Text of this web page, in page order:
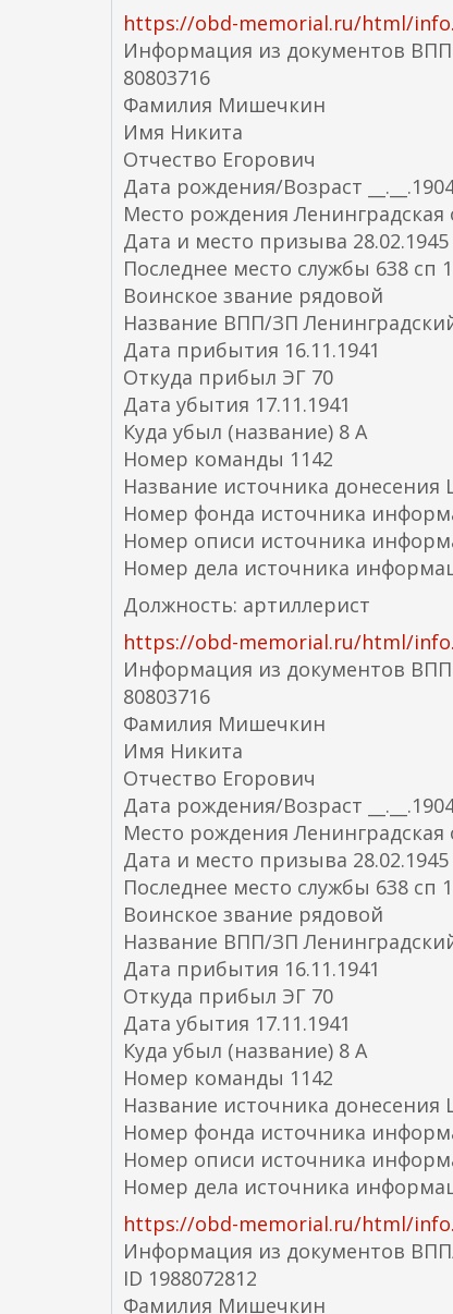
https://obd-memorial.ru/html/
Информация из документов ВПП
80803716
Фамилия Мишечкин
Имя Никита
Отчество Егорович
Дата рождения/Возраст
Место рождения
Дата и место призыва
Последнее место службы 638 сп
Воинское звание рядовой
Название ВПП/ЗП
Дата прибытия 16.11.1941
Откуда прибыл ЭГ 70
Дата убытия 17.11.1941
Куда убыл (название) 8 А
Номер команды 1142
Название источника
Номер фонда источника
Номер описи источника
Номер дела источника
Должность: артиллерист
https://obd-memorial.ru/html/
Информация из документов ВПП
80803716
Фамилия Мишечкин
Имя Никита
Отчество Егорович
Дата рождения/Возраст
Место рождения
Дата и место призыва
Последнее место службы 638 сп
Воинское звание рядовой
Название ВПП/ЗП
Дата прибытия 16.11.1941
Откуда прибыл ЭГ 70
Дата убытия 17.11.1941
Куда убыл (название) 8 А
Номер команды 1142
Название источника
Номер фонда источника
Номер описи источника
Номер дела источника
https://obd-memorial.ru/html/
Информация из документов
ID 1988072812
Фамилия Мишечкин